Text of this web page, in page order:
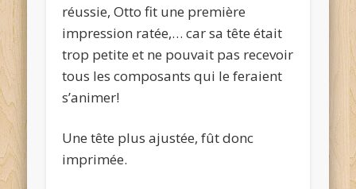
réussie, Otto fit une première
impression ratée,… car sa tête était
trop petite et ne pouvait pas recevoir
tous les composants qui le feraient
s’animer!
Une tête plus ajustée, fût donc
imprimée.